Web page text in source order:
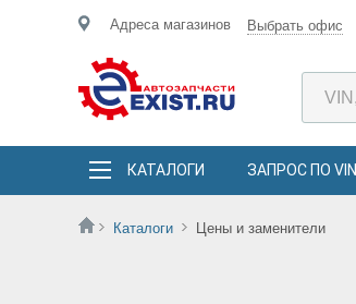
Адреса магазинов Выбрать офис
КАТАЛОГИ ЗАПРОС ПО VIN
Каталоги Цены и заменители